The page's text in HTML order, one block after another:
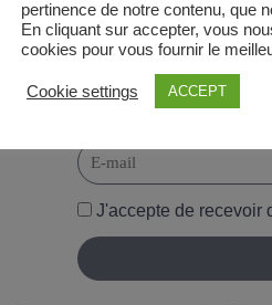
Prénom
J'accepte de recevoir
pertinence de notre contenu, que
En cliquant sur accepter, vous
cookies pour vous fournir le
Cookie settings ACCEPT